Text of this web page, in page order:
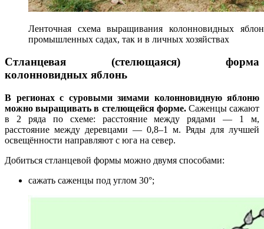
Ленточная схема выращивания колонновидных
промышленных садах, так и в личных хозяйствах
Стланцевая (стелющаяся) форма
колонновидных яблонь
В регионах с суровыми зимами колонновидную яблоню
можно выращивать в стелющейся форме.Саженцы сажают
в 2 ряда по схеме: расстояние между рядами — 1 м,
расстояние между деревцами — 0,8–1 м. Ряды для лучшей
освещённости направляют с юга на север.
Добиться стланцевой формы можно двумя способами:
сажать саженцы под углом 30°;